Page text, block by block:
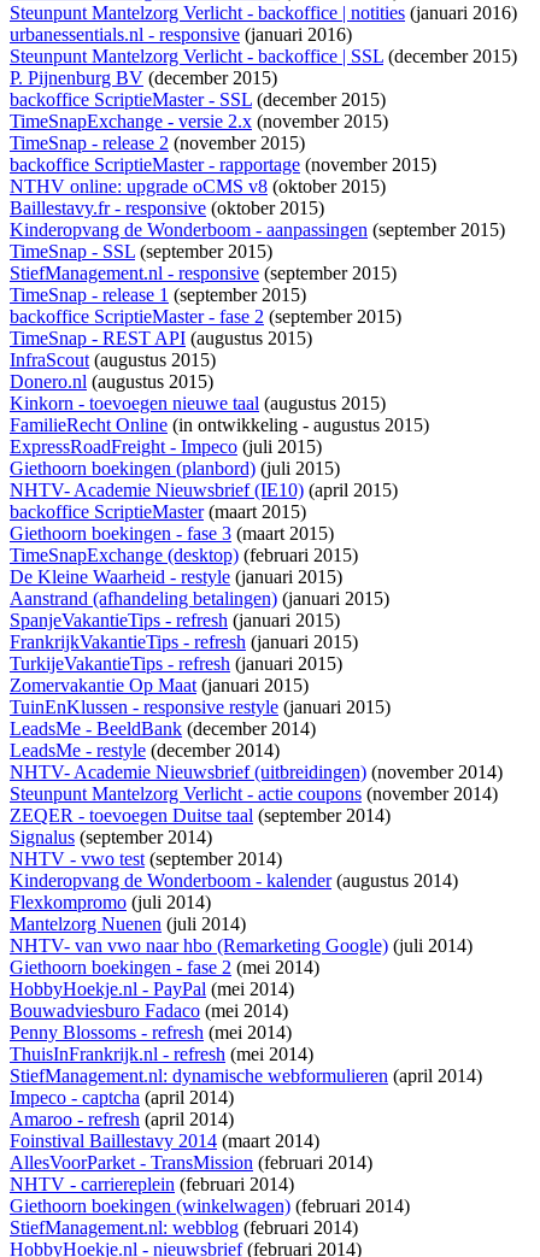
Steunpunt Mantelzorg Verlicht - backoffice | notities (januari 2016)
urbanessentials.nl - responsive (januari 2016)
Steunpunt Mantelzorg Verlicht - backoffice | SSL (december 2015)
P. Pijnenburg BV (december 2015)
backoffice ScriptieMaster - SSL (december 2015)
TimeSnapExchange - versie 2.x (november 2015)
TimeSnap - release 2 (november 2015)
backoffice ScriptieMaster - rapportage (november 2015)
NTHV online: upgrade oCMS v8 (oktober 2015)
Baillestavy.fr - responsive (oktober 2015)
Kinderopvang de Wonderboom - aanpassingen (september 2015)
TimeSnap - SSL (september 2015)
StiefManagement.nl - responsive (september 2015)
TimeSnap - release 1 (september 2015)
backoffice ScriptieMaster - fase 2 (september 2015)
TimeSnap - REST API (augustus 2015)
InfraScout(augustus 2015)
Donero.nl (augustus 2015)
Kinkorn - toevoegen nieuwe taal (augustus 2015)
FamilieRecht Online (in ontwikkeling - augustus 2015)
ExpressRoadFreight - Impeco (juli 2015)
Giethoorn boekingen (planbord) (juli 2015)
NHTV- Academie Nieuwsbrief (IE10) (april 2015)
backoffice ScriptieMaster(maart 2015)
Giethoorn boekingen - fase 3 (maart 2015)
TimeSnapExchange (desktop) (februari 2015)
De Kleine Waarheid - restyle (januari 2015)
Aanstrand (afhandeling betalingen) (januari 2015)
SpanjeVakantieTips - refresh (januari 2015)
FrankrijkVakantieTips - refresh (januari 2015)
TurkijeVakantieTips - refresh (januari 2015)
Zomervakantie Op Maat(januari 2015)
TuinEnKlussen - responsive restyle (januari 2015)
LeadsMe - BeeldBank (december 2014)
LeadsMe - restyle (december 2014)
NHTV- Academie Nieuwsbrief (uitbreidingen) (november 2014)
Steunpunt Mantelzorg Verlicht - actie coupons (november 2014)
ZEQER - toevoegen Duitse taal (september 2014)
Signalus (september 2014)
NHTV - vwo test(september 2014)
Kinderopvang de Wonderboom - kalender(augustus 2014)
Flexkompromo (juli 2014)
Mantelzorg Nuenen (juli 2014)
NHTV- van vwo naar hbo (Remarketing Google) (juli 2014)
Giethoorn boekingen - fase 2 (mei 2014)
HobbyHoekje.nl - PayPal (mei 2014)
Bouwadviesburo Fadaco (mei 2014)
Penny Blossoms - refresh (mei 2014)
ThuisInFrankrijk.nl - refresh (mei 2014)
StiefManagement.nl: dynamische webformulieren (april 2014)
Impeco - captcha (april 2014)
Amaroo - refresh (april 2014)
Foinstival Baillestavy 2014 (maart 2014)
AllesVoorParket - TransMission (februari 2014)
NHTV - carriereplein (februari 2014)
Giethoorn boekingen (winkelwagen) (februari 2014)
StiefManagement.nl: webblog (februari 2014)
HobbyHoekje.nl - nieuwsbrief(februari 2014)